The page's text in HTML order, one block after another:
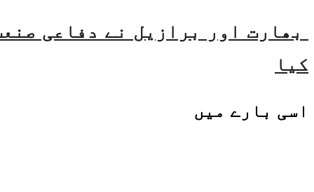
بھارت اور برازیل نے دفاعی
کیا
اسی بارے میں